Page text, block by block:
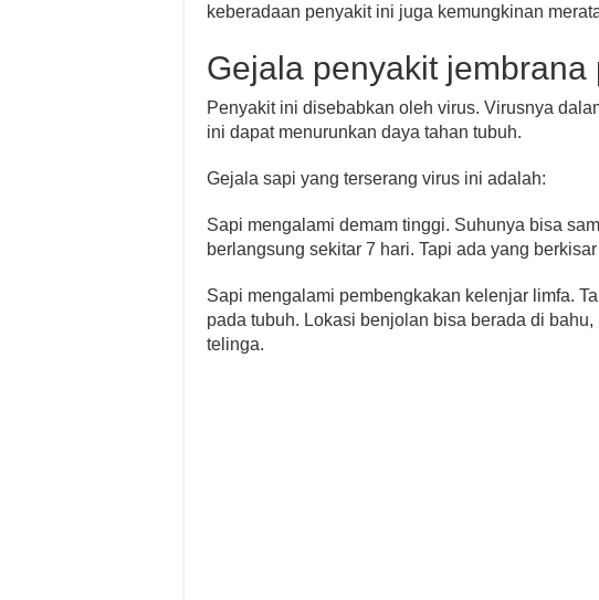
keberadaan penyakit ini juga kemungkinan
Gejala penyakit jembrana
Penyakit ini disebabkan oleh virus. Virusnya
ini dapat menurunkan daya tahan tubuh.
Gejala sapi yang terserang virus ini adalah:
Sapi mengalami demam tinggi. Suhunya bisa
berlangsung sekitar 7 hari. Tapi ada yang
Sapi mengalami pembengkakan kelenjar limfa.
pada tubuh. Lokasi benjolan bisa berada di
telinga.